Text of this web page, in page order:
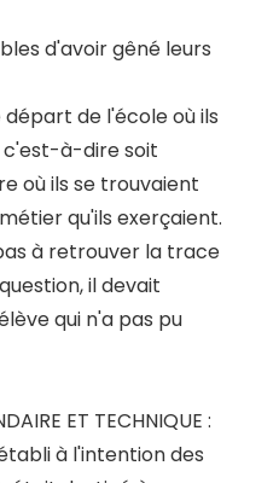
d'avoir gêné leurs
de l'école où ils
c'est-à-dire soit
où ils se trouvaient
qu'ils exerçaient.
à retrouver la trace
il devait
qui n'a pas pu
ET TECHNIQUE :
à l'intention des